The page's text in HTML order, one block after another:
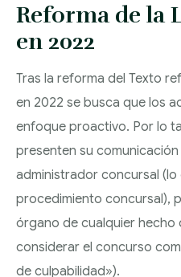
Reforma de la
en 2022
Tras la reforma del Texto
en 2022 se busca que los
enfoque proactivo. Por lo
presenten su
administrador concursal (lo
procedimiento concursal),
órgano de cualquier hecho
considerar el concurso
de culpabilidad»).